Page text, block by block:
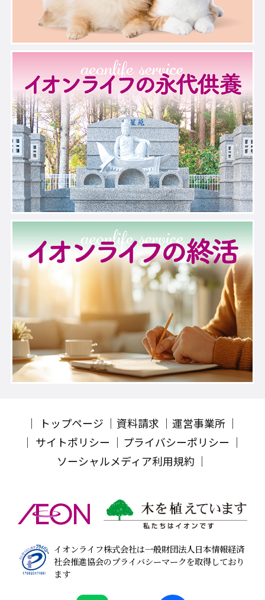
トップページ 資料請求
運営事業所
サイトポリシー
プライバシーポリシー
ソーシャルメディア利用規約
イオンライフ株式会社は一般財団法人日本情報経済
社会推進協会のプライバシーマークを取得しており
ます